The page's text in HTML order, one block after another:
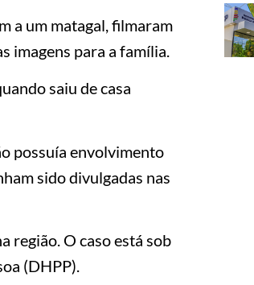
a um matagal, filmaram
imagens para a família.
saiu de casa
possuía envolvimento
sido divulgadas nas
região. O caso está sob
(DHPP).